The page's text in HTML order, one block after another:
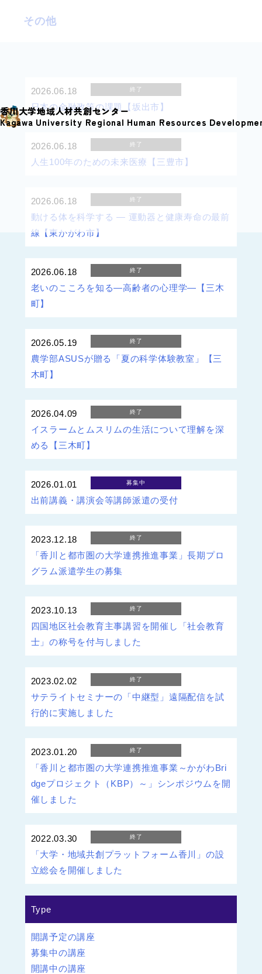
o
香川大学地域人材共創センター
Kagawa University Regional Human Resources
その他
2026.06.18 終了
日本の金融政策の課題【坂出市】
2026.06.18 終了
人生100年のための未来医療【三豊市】
2026.06.18 終了
動ける体を科学する ― 運動器と健康寿命の最前
線【東かがわ市】
2026.06.18 終了
老いのこころを知る―高齢者の心理学―【三木
町】
2026.05.19 終了
農学部ASUSが贈る「夏の科学体験教室」【三
木町】
2026.04.09 終了
イスラームとムスリムの生活について理解を深
める【三木町】
2026.01.01 募集中
出前講義・講演会等講師派遣の受付
2023.12.18 終了
「香川と都市圏の大学連携推進事業」長期プロ
グラム派遣学生の募集
2023.10.13 終了
四国地区社会教育主事講習を開催し「社会教育
士」の称号を付与しました
2023.02.02 終了
サテライトセミナーの「中継型」遠隔配信を試
行的に実施しました
2023.01.20 終了
「香川と都市圏の大学連携推進事業～かがわBri
dgeプロジェクト（KBP）～」シンポジウムを開
催しました
2022.03.30 終了
「大学・地域共創プラットフォーム香川」の設
立総会を開催しました
Type
開講予定の講座
募集中の講座
開講中の講座